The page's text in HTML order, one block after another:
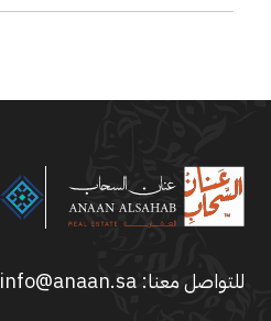
للتواصل معنا: info@anaan.sa